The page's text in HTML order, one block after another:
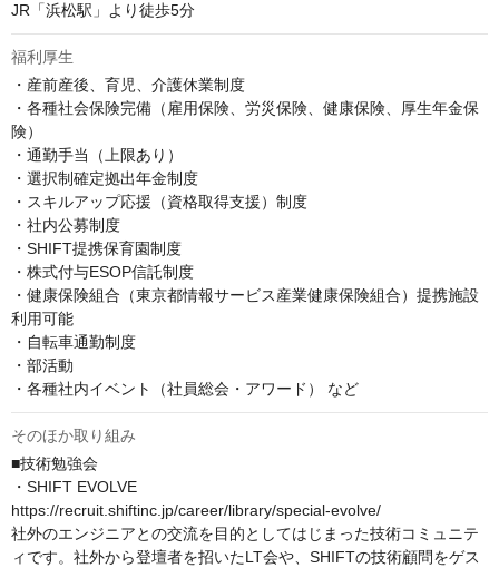
JR「浜松駅」より徒歩5分
福利厚生
・産前産後、育児、介護休業制度
・各種社会保険完備（雇用保険、労災保険、健康保険、厚生年金保
険）
・通勤手当（上限あり）
・選択制確定拠出年金制度
・スキルアップ応援（資格取得支援）制度
・社内公募制度
・SHIFT提携保育園制度
・株式付与ESOP信託制度
・健康保険組合（東京都情報サービス産業健康保険組合）提携施設
利用可能
・自転車通勤制度
・部活動
・各種社内イベント（社員総会・アワード） など
そのほか取り組み
■技術勉強会
・SHIFT EVOLVE
https://recruit.shiftinc.jp/career/library/special-evolve/
社外のエンジニアとの交流を目的としてはじまった技術コミュニテ
ィです。社外から登壇者を招いたLT会や、SHIFTの技術顧問をゲス